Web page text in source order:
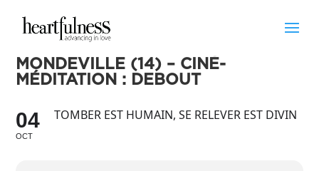
MONDEVILLE (14) – CINÉ-
MÉDITATION : DEBOUT
04
OCT
TOMBER EST HUMAIN, SE RELEVER EST DIVIN